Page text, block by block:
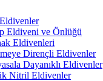
Eldiveni ve Önlüğü
Eldivenleri
Dirençli Eldivenler
Dayanıklı Eldivenler
Nitril Eldivenler